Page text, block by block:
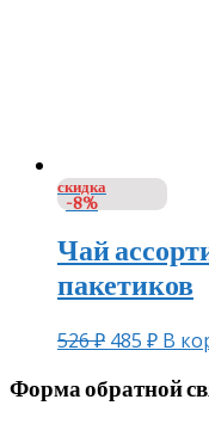
скидка
-8%
Чай
пакетиков
526₽ 485 ₽ В
Форма обратной